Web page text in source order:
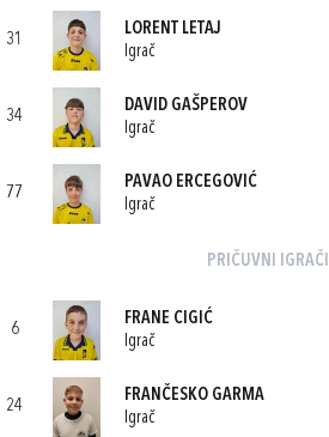
31
LORENT LETAJ
Igrač
34
DAVID GAŠPEROV
Igrač
77
PAVAO ERCEGOVIĆ
Igrač
PRIČUVNI IGRAČI
6
FRANE CIGIĆ
Igrač
24
FRANČESKO GARMA
Igrač